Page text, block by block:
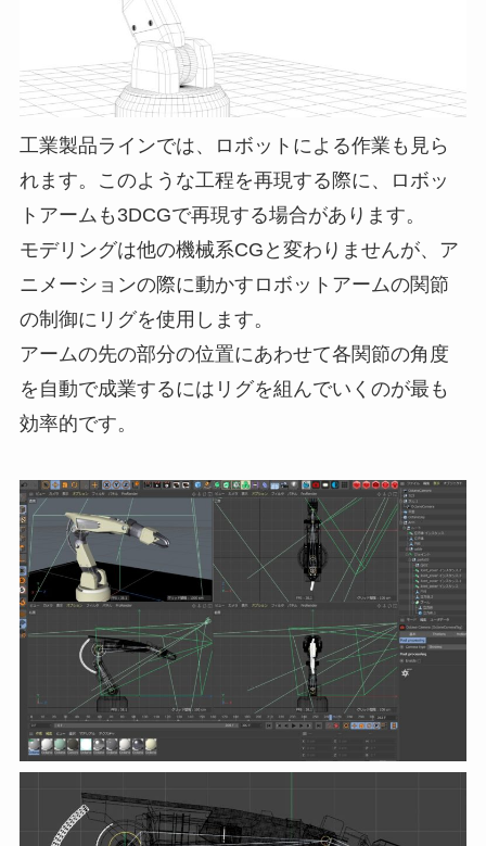
工業製品ラインでは、ロボットによる作業も見ら
れます。このような工程を再現する際に、ロボッ
トアームも3DCGで再現する場合があります。
モデリングは他の機械系CGと変わりませんが、ア
ニメーションの際に動かすロボットアームの関節
の制御にリグを使用します。
アームの先の部分の位置にあわせて各関節の角度
を自動で成業するにはリグを組んでいくのが最も
効率的です。